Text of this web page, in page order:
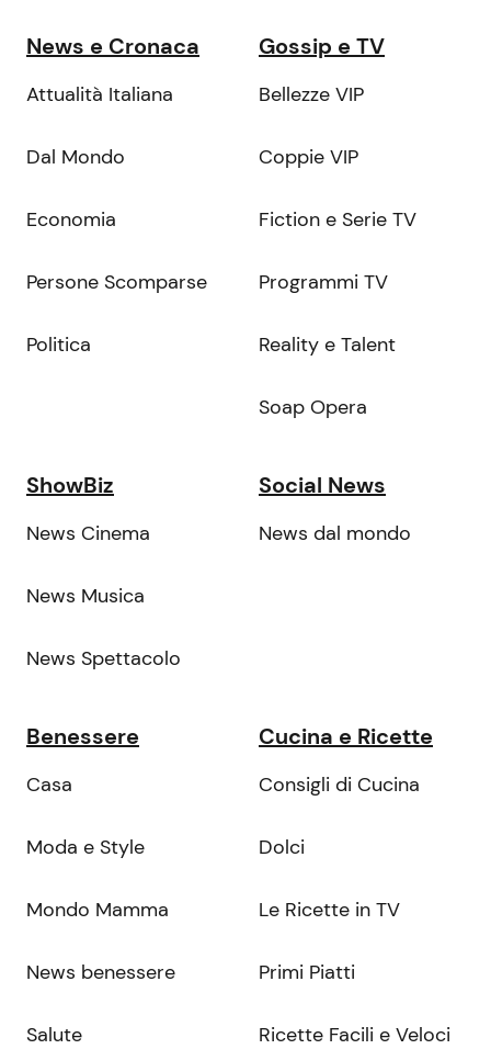
News e Cronaca
Attualità Italiana
Dal Mondo
Economia
Persone Scomparse
Politica
Gossip e TV
Bellezze VIP
Coppie VIP
Fiction e Serie TV
Programmi TV
Reality e Talent
Soap Opera
ShowBiz
News Cinema
News Musica
News Spettacolo
Social News
News dal mondo
Benessere
Casa
Moda e Style
Mondo Mamma
News benessere
Salute
Cucina e Ricette
Consigli di Cucina
Dolci
Le Ricette in TV
Primi Piatti
Ricette Facili e Veloci